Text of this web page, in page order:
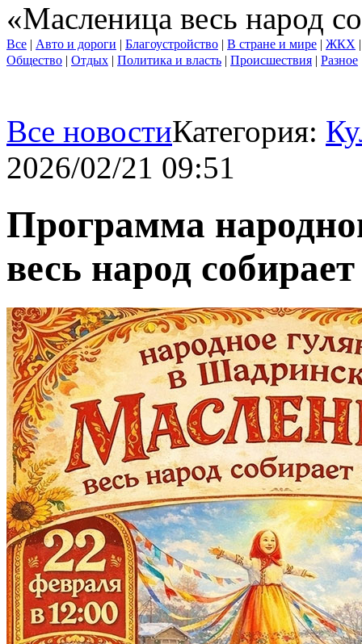
«Масленица весь народ
Все | Авто и дороги | Благоустройство | В стране и мире | ЖКХ
Общество | Отдых | Политика и власть | Происшествия | Разное
Все новостиКатегория:
2026/02/21 09:51
Программа
весь народ